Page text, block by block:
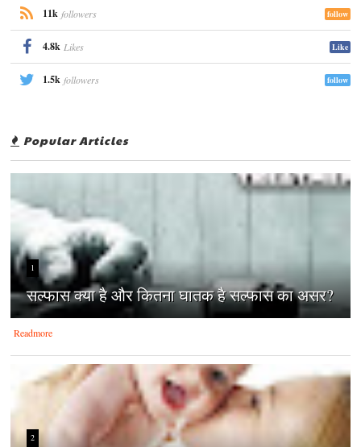
11k followers follow
4.8k Likes Like
1.5k followers follow
Popular Articles
1
सल्फास क्या है और कितना घातक है सल्फास का असर?
Readmore
2